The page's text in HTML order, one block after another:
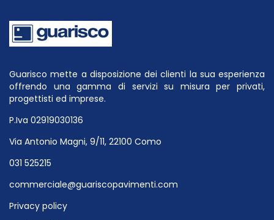
Guarisco mette a disposizione dei clienti la sua esperienza
offrendo una gamma di servizi su misura per privati,
progettisti ed imprese.
P.Iva 02919030136
Via Antonio Magni, 9/11, 22100 Como
031 525215
commerciale@guariscopavimenti.com
Privacy policy